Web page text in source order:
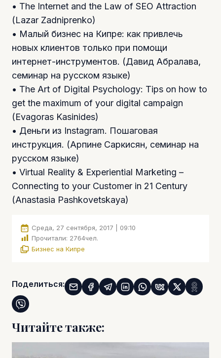
• The Internet and the Law of SEO Attraction
(Lazar Zadniprenko)
• Малый бизнес на Кипре: как привлечь
новых клиентов только при помощи
интернет-инструментов. (Давид Абралава,
семинар на русском языке)
• The Art of Digital Psychology: Tips on how to
get the maximum of your digital campaign
(Evagoras Kasinides)
• Деньги из Instagram. Пошаговая
инструкция. (Арпине Саркисян, семинар на
русском языке)
• Virtual Reality & Experiential Marketing –
Connecting to your Customer in 21 Century
(Anastasia Pashkovetskaya)
Среда, 27 сентября, 2017 | 09:10
Прочитали: 2764чел.
Бизнес на Кипре
Поделиться:
Читайте также: